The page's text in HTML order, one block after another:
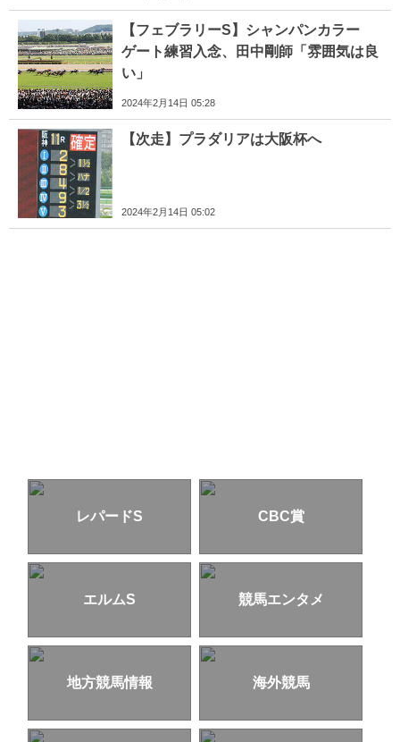
【フェブラリーS】シャンパンカラー
ゲート練習入念、田中剛師「雰囲気は良
い」
2024年2月14日 05:28
【次走】プラダリアは大阪杯へ
2024年2月14日 05:02
レパードS CBC賞
エルムS 競馬エンタメ
地方競馬情報 海外競馬